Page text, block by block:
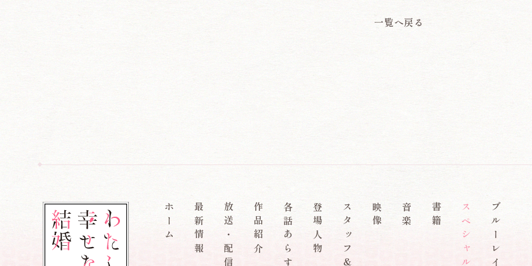
一覧へ戻る
ホーム 最新情報 作品紹介 各話あらすじ 登場人物 映像 音楽 書籍 スペシャル